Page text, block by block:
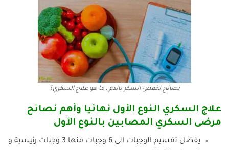
نصائح لخفض السكر بالدم ، ما هو علاج السكري؟
علاج السكري النوع الأول نهائيا وأهم نصائح
مرضى السكري المصابين بالنوع الأول
يفضل تقسيم الوجبات الى 6 وجبات منها 3 وجبات رئيسية و